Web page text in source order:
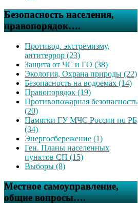
Безопасность населения,
правопорядок….
Противод. экстремизму,
антитеррор (23)
Защита от ЧС и ГО (38)
Экология, Охрана природы (22)
Безопасность на водоемах (14)
Правопорядок (19)
Противопожарная безопасность
(20)
Памятки ГУ МЧС России по РБ
(34)
Энергосбережение (1)
Ген. Планы населенных
пунктов СП (15)
Выборы (8)
Местное самоуправление,
общие вопросы….